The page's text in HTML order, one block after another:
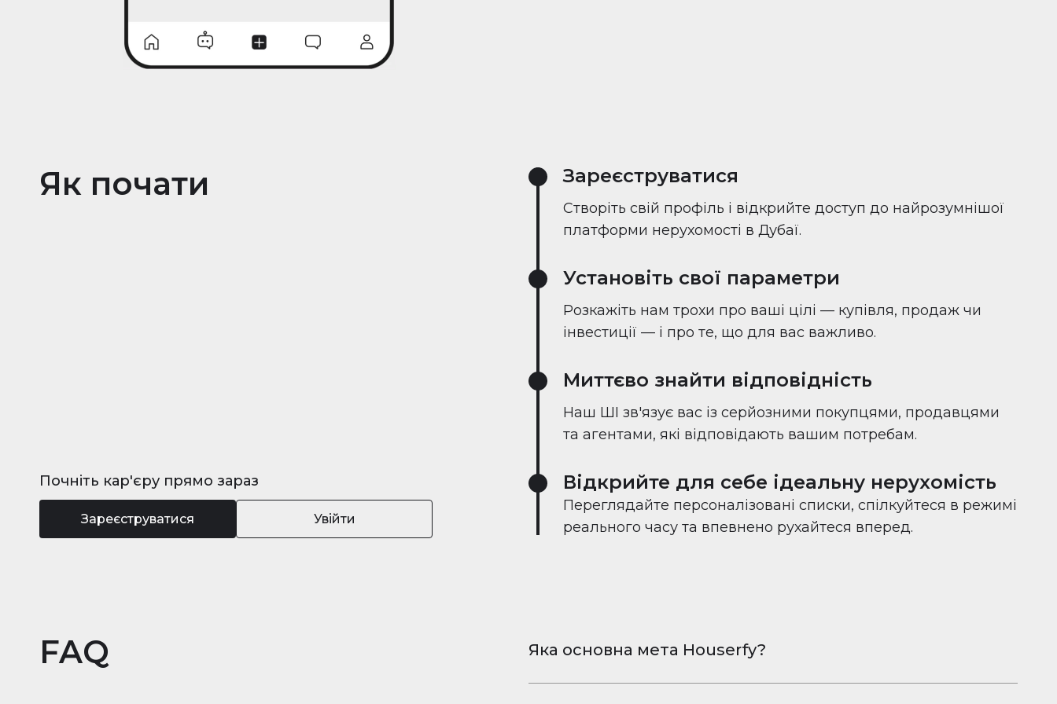
Як почати
Почніть кар'єру прямо зараз
Зареєструватися Увійти
Зареєструватися
Створіть свій профіль і відкрийте доступ до найрозумнішої
платформи нерухомості в Дубаї.
Установіть свої параметри
Розкажіть нам трохи про ваші цілі — купівля, продаж чи
інвестиції — і про те, що для вас важливо.
Миттєво знайти відповідність
Наш ШІ зв'язує вас із серйозними покупцями, продавцями
та агентами, які відповідають вашим потребам.
Відкрийте для себе ідеальну нерухомість
Переглядайте персоналізовані списки, спілкуйтеся в режимі
реального часу та впевнено рухайтеся вперед.
FAQ Яка основна мета Houserfy?